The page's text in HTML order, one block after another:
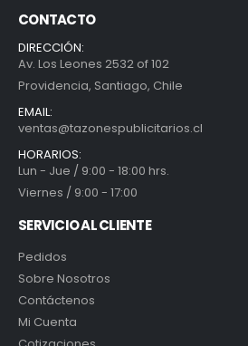
CONTACTO
DIRECCIÓN:
Av. Los Leones 2532 of 102
Providencia, Santiago, Chile
EMAIL:
ventas@tazonespublicitarios.cl
HORARIOS:
Lun - Jue / 9:00 - 18:00 hrs.
Viernes / 9:00 - 17:00
SERVICIO AL CLIENTE
Pedidos
Sobre Nosotros
Contáctenos
Mi Cuenta